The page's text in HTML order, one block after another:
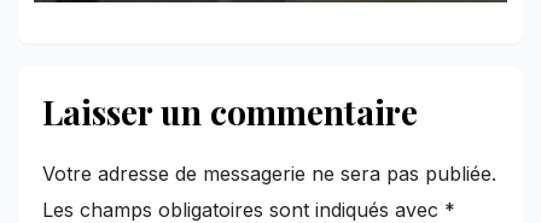
Laisser un commentaire
Votre adresse de messagerie ne sera pas publiée.
Les champs obligatoires sont indiqués avec *